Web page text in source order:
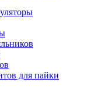
для пайки